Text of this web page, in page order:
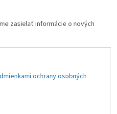
zasielať informácie o nových
ochrany osobných